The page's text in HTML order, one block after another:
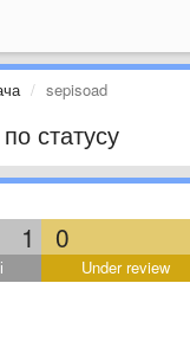
sepisoad
статусу
1 0
Under review